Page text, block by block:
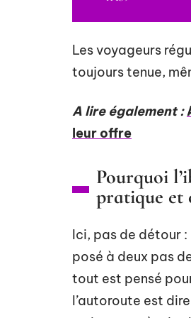
Les voyageurs
toujours tenue,
A lire également :
leur offre
Pourquoi
pratique et
Ici, pas de détour
posé à deux pas
tout est pensé
l’autoroute est